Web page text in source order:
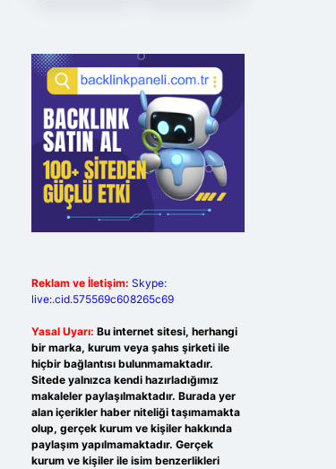
Reklam ve İletişim: Skype:
live:.cid.575569c608265c69
Yasal Uyarı: Bu internet sitesi, herhangi
bir marka, kurum veya şahıs şirketi ile
hiçbir bağlantısı bulunmamaktadır.
Sitede yalnızca kendi hazırladığımız
makaleler paylaşılmaktadır. Burada yer
alan içerikler haber niteliği taşımamakta
olup, gerçek kurum ve kişiler hakkında
paylaşım yapılmamaktadır. Gerçek
kurum ve kişiler ile isim benzerlikleri